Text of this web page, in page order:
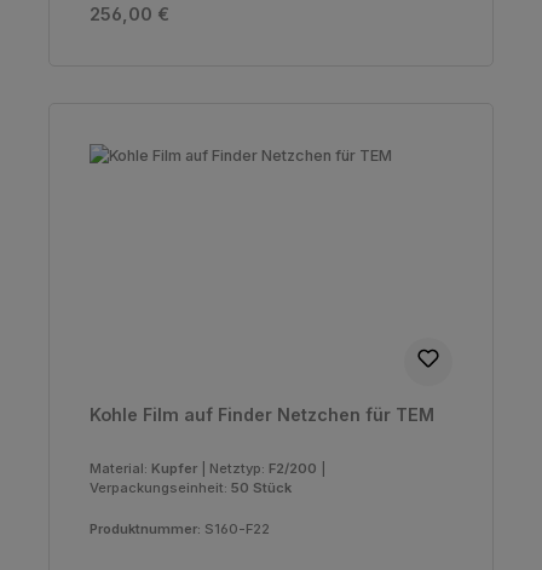
Regulärer Preis:
256,00 €
Kohle Film auf Finder Netzchen für TEM
Material: Kupfer Netztyp: F2/200
Verpackungseinheit: 50 Stück
Produktnummer: S160-F22